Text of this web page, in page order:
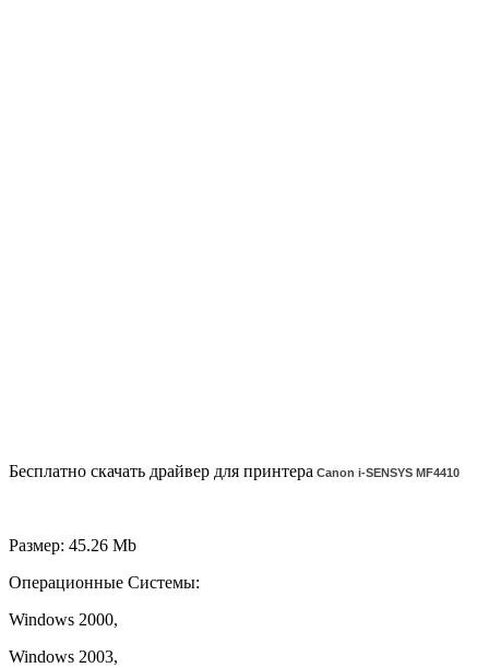
Бесплатно скачать драйвер для принтера Canon i-SENSYS MF4410
Размер: 45.26 Mb
Операционные Системы:
Windows 2000,
Windows 2003,